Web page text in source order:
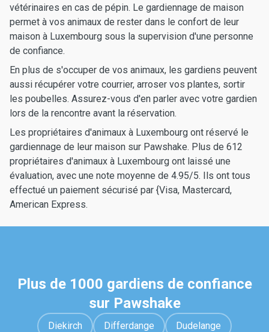
vétérinaires en cas de pépin. Le gardiennage de maison
permet à vos animaux de rester dans le confort de leur
maison à Luxembourg sous la supervision d'une personne
de confiance.
En plus de s'occuper de vos animaux, les gardiens peuvent
aussi récupérer votre courrier, arroser vos plantes, sortir
les poubelles. Assurez-vous d'en parler avec votre gardien
lors de la rencontre avant la réservation.
Les propriétaires d'animaux à Luxembourg ont réservé le
gardiennage de leur maison sur Pawshake. Plus de 612
propriétaires d'animaux à Luxembourg ont laissé une
évaluation, avec une note moyenne de 4.95/5. Ils ont tous
effectué un paiement sécurisé par {Visa, Mastercard,
American Express.
Plus de 1000 gardiens de confiance
sur Pawshake
Diekirch Differdange Dudelange